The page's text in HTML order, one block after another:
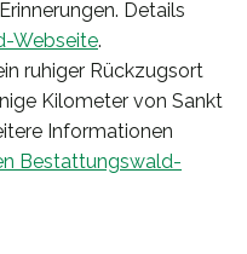
Details
Webseite.
ruhiger Rückzugsort
Kilometer von Sankt
Informationen
Bestattungswald-